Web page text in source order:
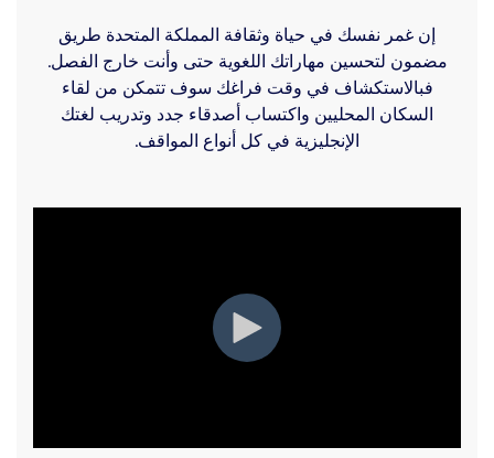
إن غمر نفسك في حياة وثقافة المملكة المتحدة طريق
مضمون لتحسين مهاراتك اللغوية حتى وأنت خارج الفصل.
فبالاستكشاف في وقت فراغك سوف تتمكن من لقاء
السكان المحليين واكتساب أصدقاء جدد وتدريب لغتك
الإنجليزية في كل أنواع المواقف.